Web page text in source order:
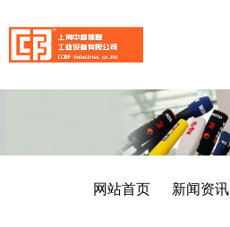
网站首页 新闻资讯